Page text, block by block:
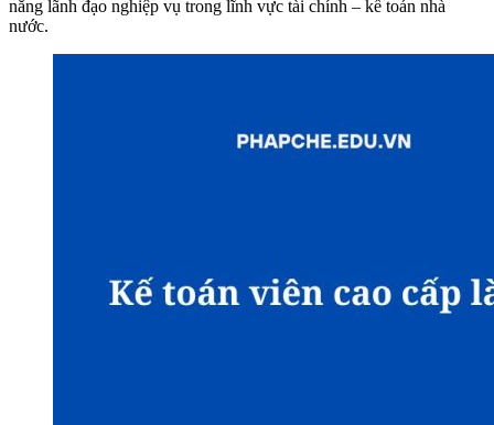
năng lãnh đạo nghiệp vụ trong lĩnh vực tài chính – kế toán nhà
nước.